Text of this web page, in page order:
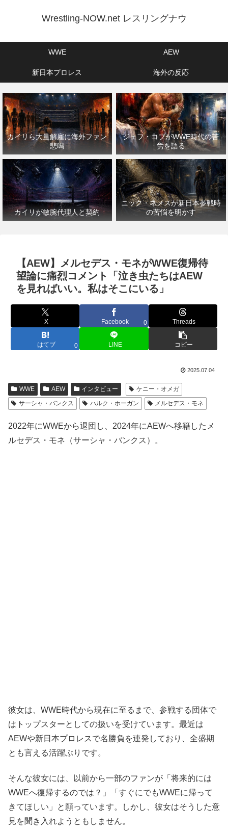
Wrestling-NOW.net レスリングナウ
WWE AEW
新日本プロレス 海外の反応
カイリら大量解雇に海外ファン
悲鳴
ジェフ・コブがWWE時代の苦
労を語る
カイリが敏腕代理人と契約
ニック・ネメスが新日本参戦時
の苦悩を明かす
【AEW】メルセデス・モネがWWE復帰待
望論に痛烈コメント「泣き虫たちはAEW
を見ればいい。私はそこにいる」
X Facebook 0 Threads
はてブ 0 LINE コピー
2025.07.04
WWE AEW インタビュー
ケニー・オメガ
サーシャ・バンクス
ハルク・ホーガン メルセデス・モネ
2022年にWWEから退団し、2024年にAEWへ移籍したメ
ルセデス・モネ（サーシャ・バンクス）。
彼女は、WWE時代から現在に至るまで、参戦する団体で
はトップスターとしての扱いを受けています。最近は
AEWや新日本プロレスで名勝負を連発しており、全盛期
とも言える活躍ぶりです。
そんな彼女には、以前から一部のファンが「将来的には
WWEへ復帰するのでは？」「すぐにでもWWEに帰って
きてほしい」と願っています。しかし、彼女はそうした意
見を聞き入れようともしません。